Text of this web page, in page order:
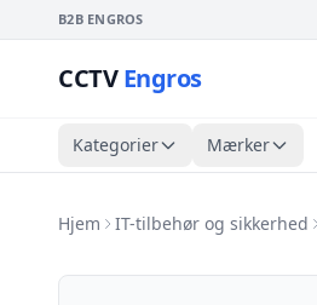
B2B ENGROS
CCTVEngros
Kategorier Mærker
Hjem IT-tilbehør og sikkerhed